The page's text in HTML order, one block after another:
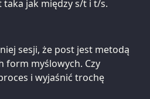
taka jak między s/t i t/s.
sesji, że post jest metodą
form myślowych. Czy
i wyjaśnić trochę